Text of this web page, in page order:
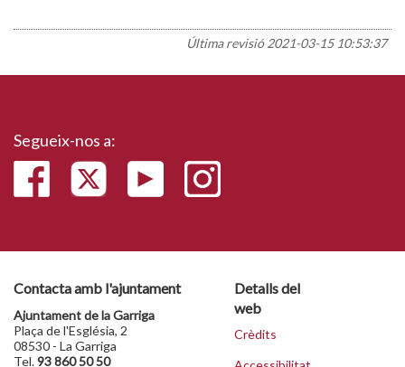
Última revisió2021-03-15 10:53:37
Segueix-nos a:
Contacta amb l'ajuntament
Ajuntament de la Garriga
Plaça de l'Església, 2
08530 - La Garriga
Tel.93 860 50 50
Detalls del
web
Crèdits